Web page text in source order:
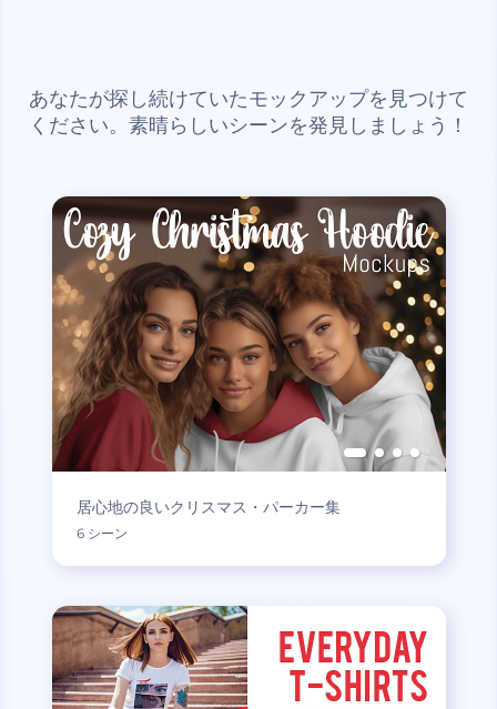
あなたが探し続けていたモックアップを見つけて
ください。素晴らしいシーンを発見しましょう！
居心地の良いクリスマス・パーカー集
6 シーン